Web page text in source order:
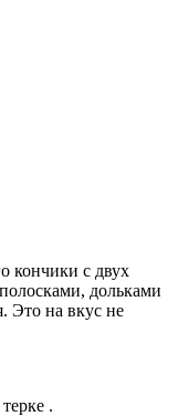
кончики с двух
дольками
Это на вкус не
.